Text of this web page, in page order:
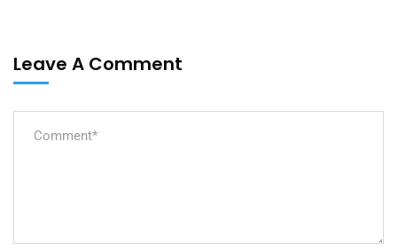
Leave A Comment